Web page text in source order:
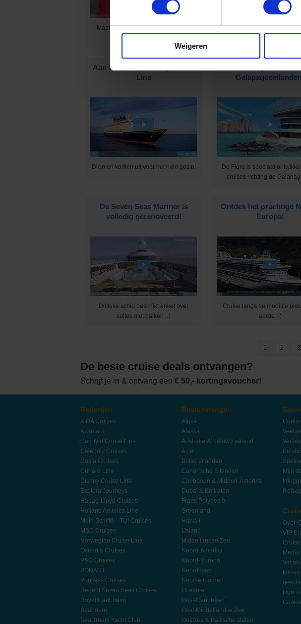
Weigeren
Maak jij graag mensen blij met een
Krijg jij na het het zien van
Aan boord van Disney Cruise
Line
Dromen komen uit voor het hele gezin!
De Flora is speciaal
cruises richting de
De Seven Seas Mariner is
volledig gerenoveerd!
Dit luxe schip beschikt enkel over
suites met balkon ;-)
Ontdek het prachtige
Europa!
Cruise langs de mooiste
aarde :-)
1 2 3
De beste cruise deals ontvangen?
Schrijf je in & ontvang een € 50,- kortingsvoucher!
Rederijen
AIDA Cruises
Azamara
Carnival Cruise Line
Celebrity Cruises
Costa Cruises
Cunard Line
Disney Cruise Line
Explora Journeys
Hapag-Lloyd Cruises
Holland America Line
Mein Schiff® - TUI Cruises
MSC Cruises
Norwegian Cruise Line
Oceania Cruises
P&O Cruises
PONANT
Princess Cruises
Regent Seven Seas Cruises
Royal Caribbean
Seabourn
SeaDream Yacht Club
Bestemmingen
Afrika
Alaska
Australië & Nieuw Zeeland
Azië
Britse eilanden
Canarische Eilanden
Caribbean & Midden-Amerika
Dubai & Emiraten
Frans Polynesië
Groenland
Hawaii
IJsland
Middellandse Zee
Noord-Amerika
Noord-Europa
Noordkaap
Noorse Fjorden
Oceanie
Oost-Caribbean
Oost-Middellandse Zee
Oostzee & Baltische staten
Mijn
Over
VIP
Media